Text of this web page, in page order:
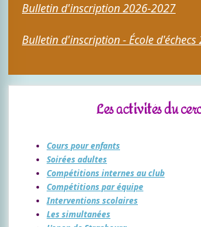
Bulletin d'inscription 2026-2027
Bulletin d'inscription - École
Les activités du
Cours pour enfants
Soirées adultes
Compétitions internes au club
Compétitions par équipe
Interventions scolaires
Les simultanées